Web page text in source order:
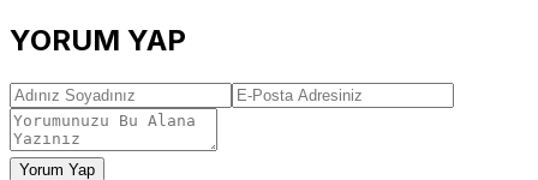
YORUM YAP
Yorum Yap